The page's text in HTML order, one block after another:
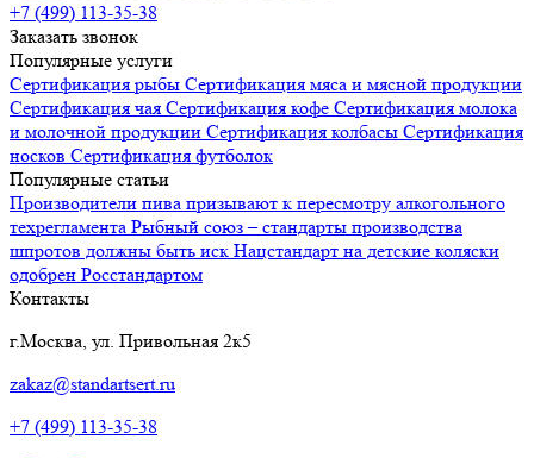
+7 (499) 113-35-38
Заказать звонок
Популярные услуги
Сертификация рыбы Сертификация мяса и мясной продукции
Сертификация чая Сертификация кофе Сертификация молока
и молочной продукции Сертификация колбасы Сертификация
носков Сертификация футболок
Популярные статьи
Производители пива призывают к пересмотру алкогольного
техрегламента Рыбный союз – стандарты производства
шпротов должны быть иск Нацстандарт на детские коляски
одобрен Росстандартом
Контакты
г.Москва, ул. Привольная 2к5
zakaz@standartsert.ru
+7 (499) 113-35-38